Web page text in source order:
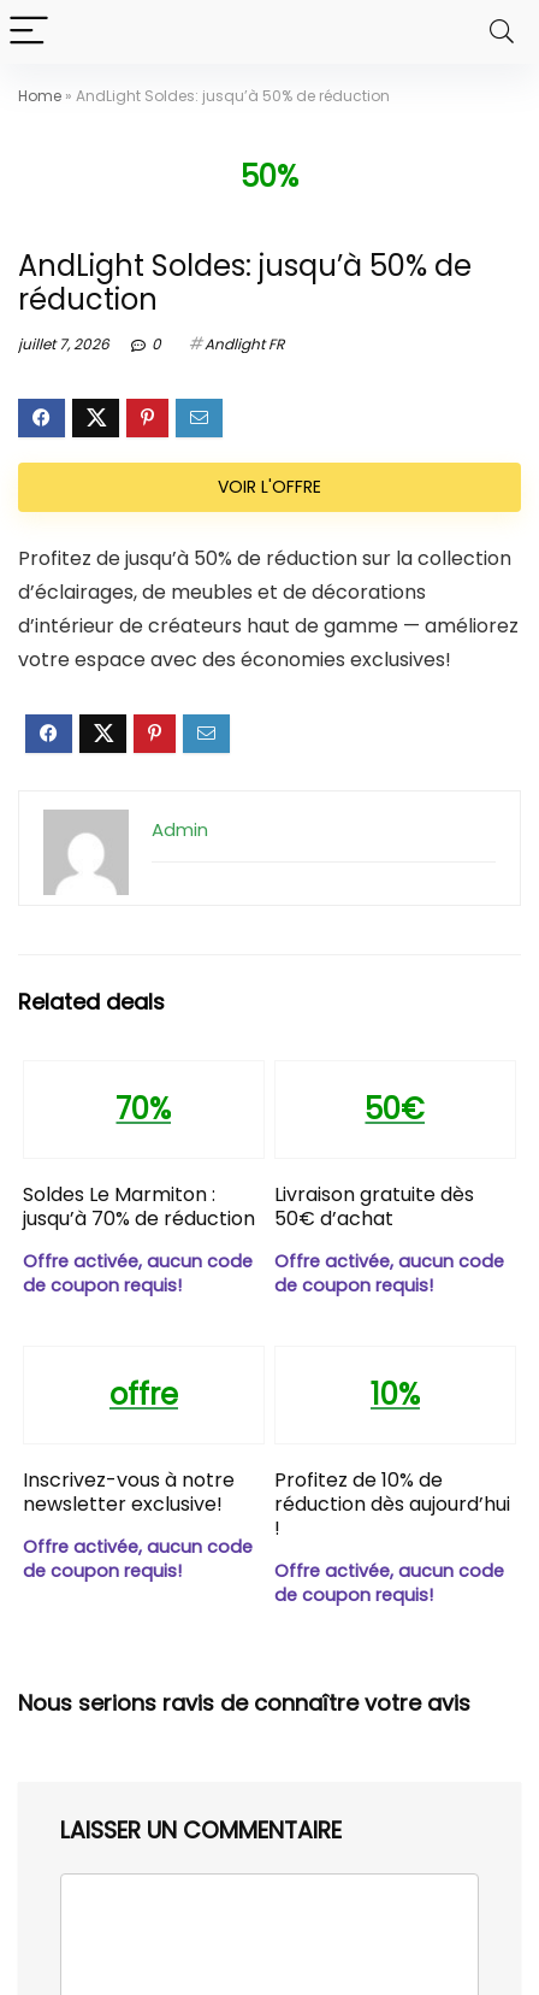
Home » AndLight Soldes: jusqu’à 50% de réduction
50%
AndLight Soldes: jusqu’à 50% de
réduction
juillet 7, 2026 0 Andlight FR
VOIR L'OFFRE
Profitez de jusqu’à 50% de réduction sur la collection
d’éclairages, de meubles et de décorations
d’intérieur de créateurs haut de gamme — améliorez
votre espace avec des économies exclusives!
Admin
Related deals
70%
Soldes Le Marmiton :
jusqu’à 70% de réduction
Offre activée, aucun code
de coupon requis!
50€
Livraison gratuite dès
50€ d’achat
Offre activée, aucun code
de coupon requis!
offre
Inscrivez-vous à notre
newsletter exclusive!
Offre activée, aucun code
de coupon requis!
10%
Profitez de 10% de
réduction dès aujourd’hui
!
Offre activée, aucun code
de coupon requis!
Nous serions ravis de connaître votre avis
LAISSER UN COMMENTAIRE